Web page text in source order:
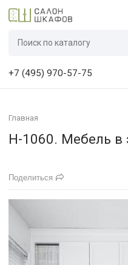
+7 (495) 970-57-75
Главная
Н-1060. Мебель в
Поделиться